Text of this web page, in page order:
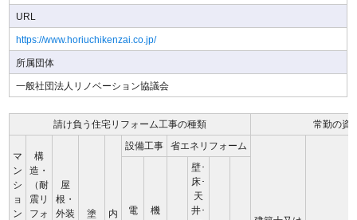
URL
https://www.horiuchikenzai.co.jp/
所属団体
一般社団法人リノベーション協議会
請け負う住宅リフォーム工事の種類 常勤の資
マ
ン
シ
ョ
ン
構
造・
（耐
震リ
フォ
屋
根・
外装
塗
内
設備工事 省エネリフォーム
電
機
壁･
床･
天
井･